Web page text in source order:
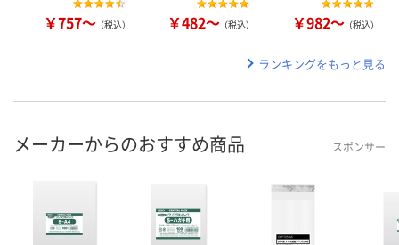
￥757～ （税込） ￥482～ （税込） ￥982～ （税込）
ランキングをもっと見る
メーカーからのおすすめ商品 スポンサー